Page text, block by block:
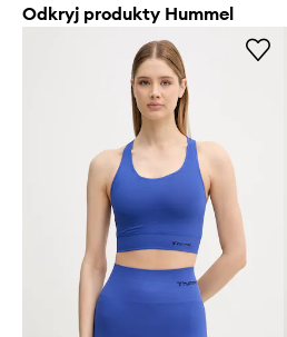
Odkryj produkty Hummel